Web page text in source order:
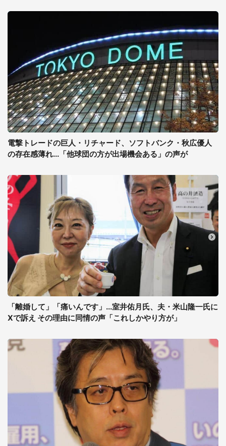
電撃トレードの巨人・リチャード、ソフトバンク・秋広優人
の存在感薄れ...「他球団の方が出場機会ある」の声が
「離婚して」「痛いんです」...室井佑月氏、夫・米山隆一氏に
Xで訴え その理由に同情の声「これしかやり方が」